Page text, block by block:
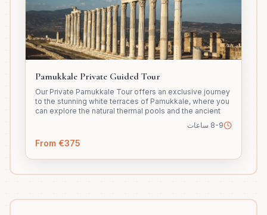
Pamukkale Private Guided Tour
Our Private Pamukkale Tour offers an exclusive journey
to the stunning white terraces of Pamukkale, where you
can explore the natural thermal pools and the ancient
ruins of Hierapolis at your own pace with a fully
8-9 ساعات
From €375